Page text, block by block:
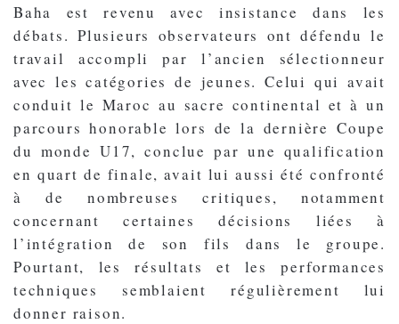
Baha est revenu avec insistance dans les
débats. Plusieurs observateurs ont défendu le
travail accompli par l’ancien sélectionneur
avec les catégories de jeunes. Celui qui avait
conduit le Maroc au sacre continental et à un
parcours honorable lors de la dernière Coupe
du monde U17, conclue par une qualification
en quart de finale, avait lui aussi été confronté
à de nombreuses critiques, notamment
concernant certaines décisions liées à
l’intégration de son fils dans le groupe.
Pourtant, les résultats et les performances
techniques semblaient régulièrement lui
donner raison.